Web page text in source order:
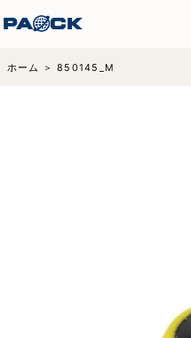
ホーム 850145_M